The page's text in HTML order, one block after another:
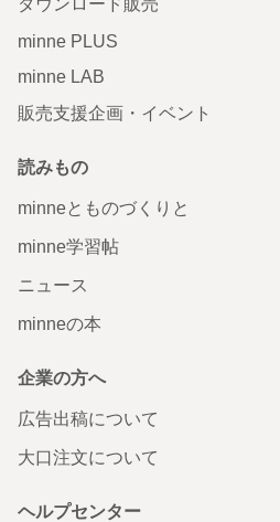
minne PLUS
minne LAB
販売支援企画・イベント
読みもの
minneとものづくりと
minne学習帖
ニュース
minneの本
企業の方へ
広告出稿について
大口注文について
ヘルプセンター